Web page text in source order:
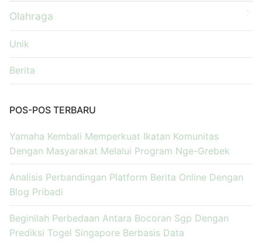
Olahraga
Unik
Berita
POS-POS TERBARU
Yamaha Kembali Memperkuat Ikatan Komunitas
Dengan Masyarakat Melalui Program Nge-Grebek
Analisis Perbandingan Platform Berita Online Dengan
Blog Pribadi
Beginilah Perbedaan Antara Bocoran Sgp Dengan
Prediksi Togel Singapore Berbasis Data